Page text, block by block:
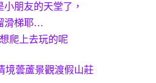
小朋友的天堂了，
滑梯耶…
爬上去玩的呢